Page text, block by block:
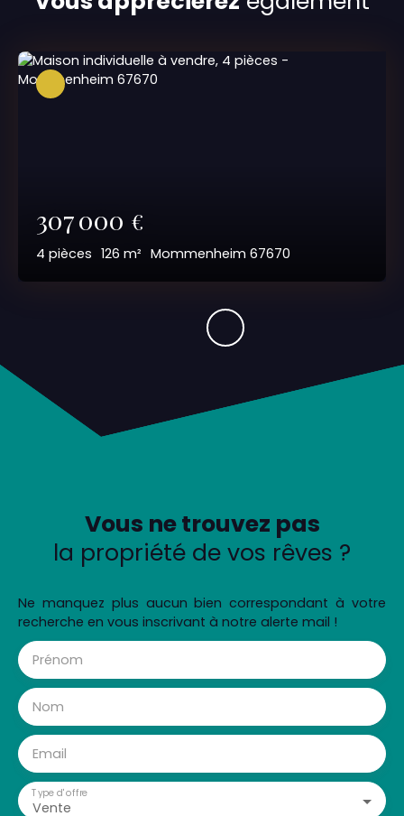
307 000 €
4 pièces 126 m² Mommenheim 67670
Vous ne trouvez pas
la propriété de vos rêves ?
Ne manquez plus aucun bien correspondant à votre
recherche en vous inscrivant à notre alerte mail !
Prénom
Nom
Email
Vente
Type d'offre